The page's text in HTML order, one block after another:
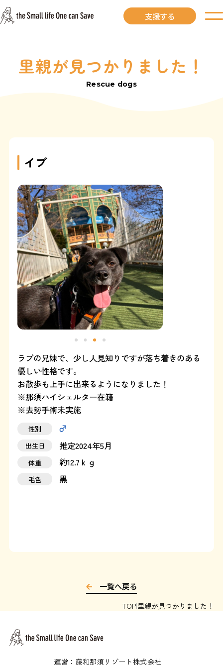
お知らせ
里親が見つかりました
よくある質問
SHOP
ブログ
協賛企業について
運営：藤和那須リゾート株式会社
支援する
里親が見つかりました！
Rescue dogs
イブ
ラブの兄妹で、少し人見知りですが落ち着きのある
優しい性格です。
お散歩も上手に出来るようになりました！
※那須ハイシェルター在籍
※去勢手術未実施
性別
出生日
推定2024年5月
体重 約12.7ｋｇ
毛色 黒
一覧へ戻る
TOP 里親が見つかりました！
運営：藤和那須リゾート株式会社